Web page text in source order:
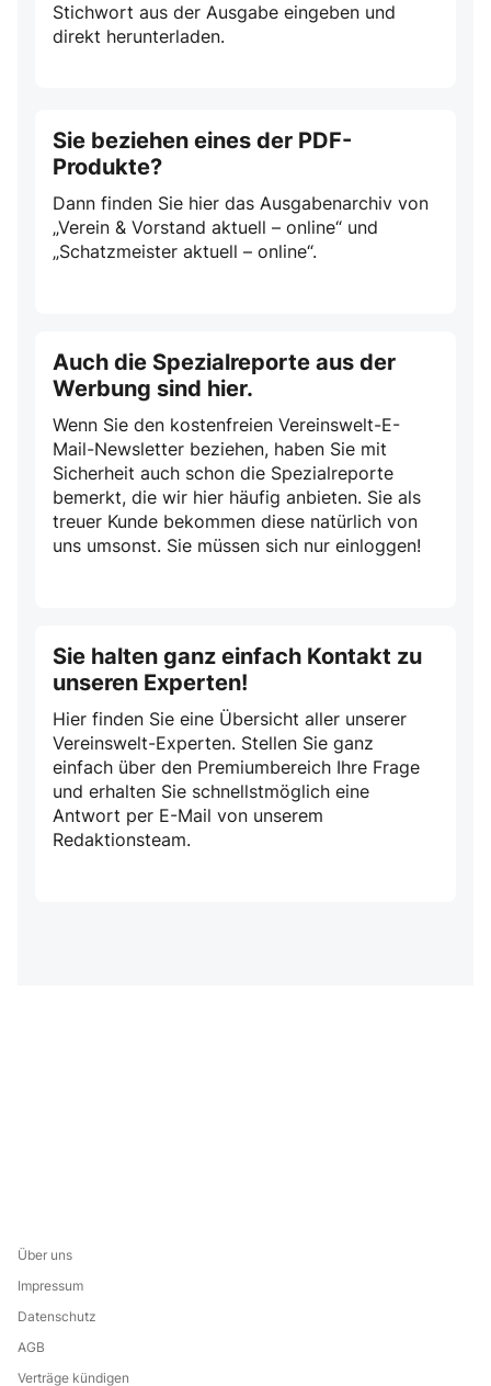
Stichwort aus der Ausgabe eingeben und
direkt herunterladen.
Sie beziehen eines der PDF-
Produkte?
Dann finden Sie hier das Ausgabenarchiv von
„Verein & Vorstand aktuell – online“ und
„Schatzmeister aktuell – online“.
Auch die Spezialreporte aus der
Werbung sind hier.
Wenn Sie den kostenfreien Vereinswelt-E-
Mail-Newsletter beziehen, haben Sie mit
Sicherheit auch schon die Spezialreporte
bemerkt, die wir hier häufig anbieten. Sie als
treuer Kunde bekommen diese natürlich von
uns umsonst. Sie müssen sich nur einloggen!
Sie halten ganz einfach Kontakt zu
unseren Experten!
Hier finden Sie eine Übersicht aller unserer
Vereinswelt-Experten. Stellen Sie ganz
einfach über den Premiumbereich Ihre Frage
und erhalten Sie schnellstmöglich eine
Antwort per E-Mail von unserem
Redaktionsteam.
Über uns
Impressum
Datenschutz
AGB
Verträge kündigen